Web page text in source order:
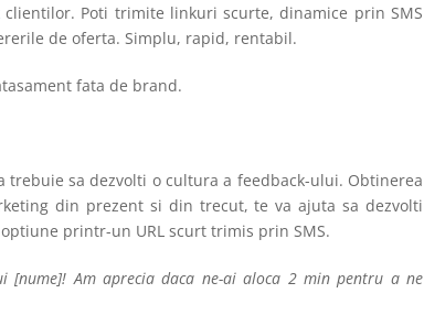
clientilor. Poti trimite linkuri scurte, dinamice prin SMS
de oferta. Simplu, rapid, rentabil.
fata de brand.
trebuie sa dezvolti o cultura a feedback-ului. Obtinerea
din prezent si din trecut, te va ajuta sa dezvolti
printr-un URL scurt trimis prin SMS.
[nume]! Am aprecia daca ne-ai aloca 2 min pentru a ne